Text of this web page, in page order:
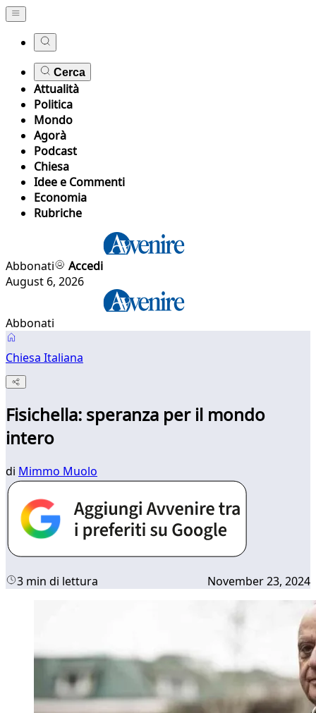
Cerca
Attualità
Politica
Mondo
Agorà
Podcast
Chiesa
Idee e Commenti
Economia
Rubriche
Abbonati
Accedi
August 6, 2026
Abbonati
Chiesa Italiana
Fisichella: speranza per il mondo
intero
di Mimmo Muolo
3 min di lettura November 23, 2024